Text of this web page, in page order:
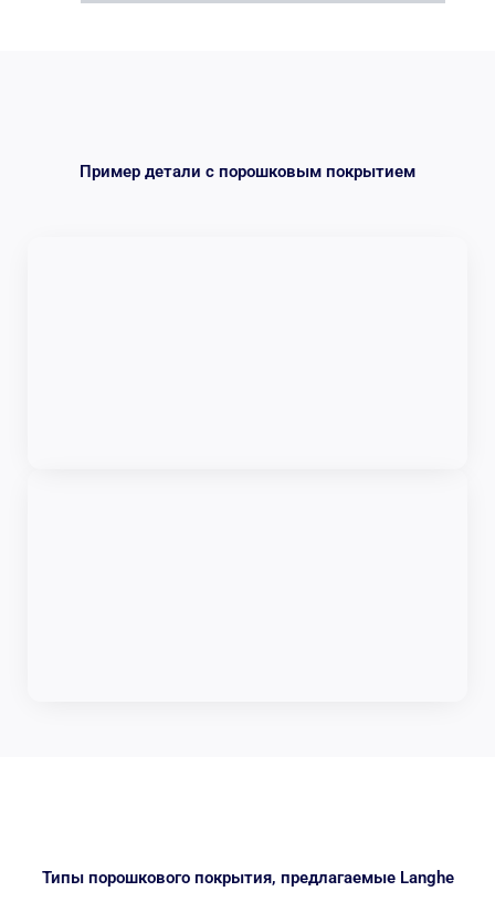
Пример детали с порошковым покрытием
Типы порошкового покрытия, предлагаемые Langhe